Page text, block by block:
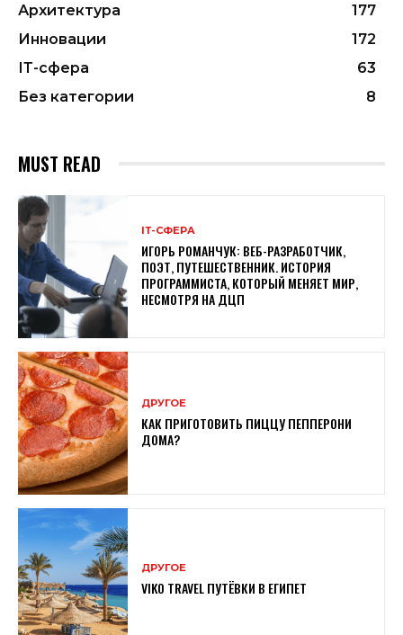
Архитектура
177
Инновации
172
ІТ-сфера
63
Без категории
8
MUST READ
ІТ-СФЕРА
ИГОРЬ РОМАНЧУК: ВЕБ-РАЗРАБОТЧИК,
ПОЭТ, ПУТЕШЕСТВЕННИК. ИСТОРИЯ
ПРОГРАММИСТА, КОТОРЫЙ МЕНЯЕТ МИР,
НЕСМОТРЯ НА ДЦП
ДРУГОЕ
КАК ПРИГОТОВИТЬ ПИЦЦУ ПЕППЕРОНИ
ДОМА?
ДРУГОЕ
VIKO TRAVEL ПУТЁВКИ В ЕГИПЕТ